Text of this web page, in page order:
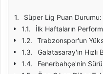
Süper Lig Puan Durumu:
İlk Haftaların
Trabzonspor'un
Galatasaray'ın Hızlı
Fenerbahçe'nin